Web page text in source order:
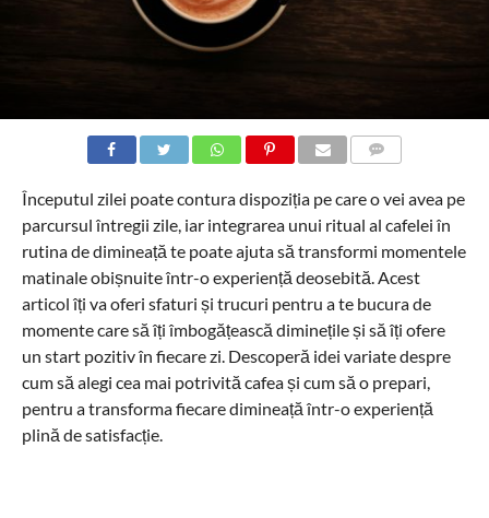
Începutul zilei poate contura dispoziția pe care o vei avea pe
parcursul întregii zile, iar integrarea unui ritual al cafelei în
rutina de dimineață te poate ajuta să transformi momentele
matinale obișnuite într-o experiență deosebită. Acest
articol îți va oferi sfaturi și trucuri pentru a te bucura de
momente care să îți îmbogățească diminețile și să îți ofere
un start pozitiv în fiecare zi. Descoperă idei variate despre
cum să alegi cea mai potrivită cafea și cum să o prepari,
pentru a transforma fiecare dimineață într-o experiență
plină de satisfacție.